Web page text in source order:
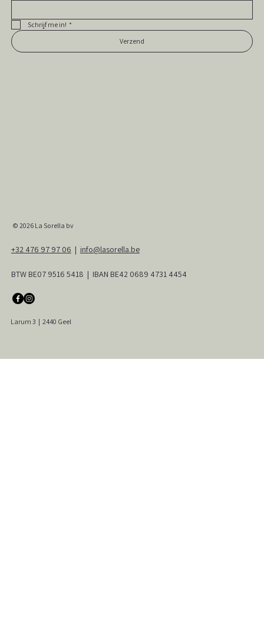
Schrijf me in! *
Verzend
© 2026 La Sorella bv
Larum 3 | 2440 Geel
+32 476 97 97 06 | info@lasorella.be
BTW BE07 9516 5418 | IBAN BE42 0689 4731 4454